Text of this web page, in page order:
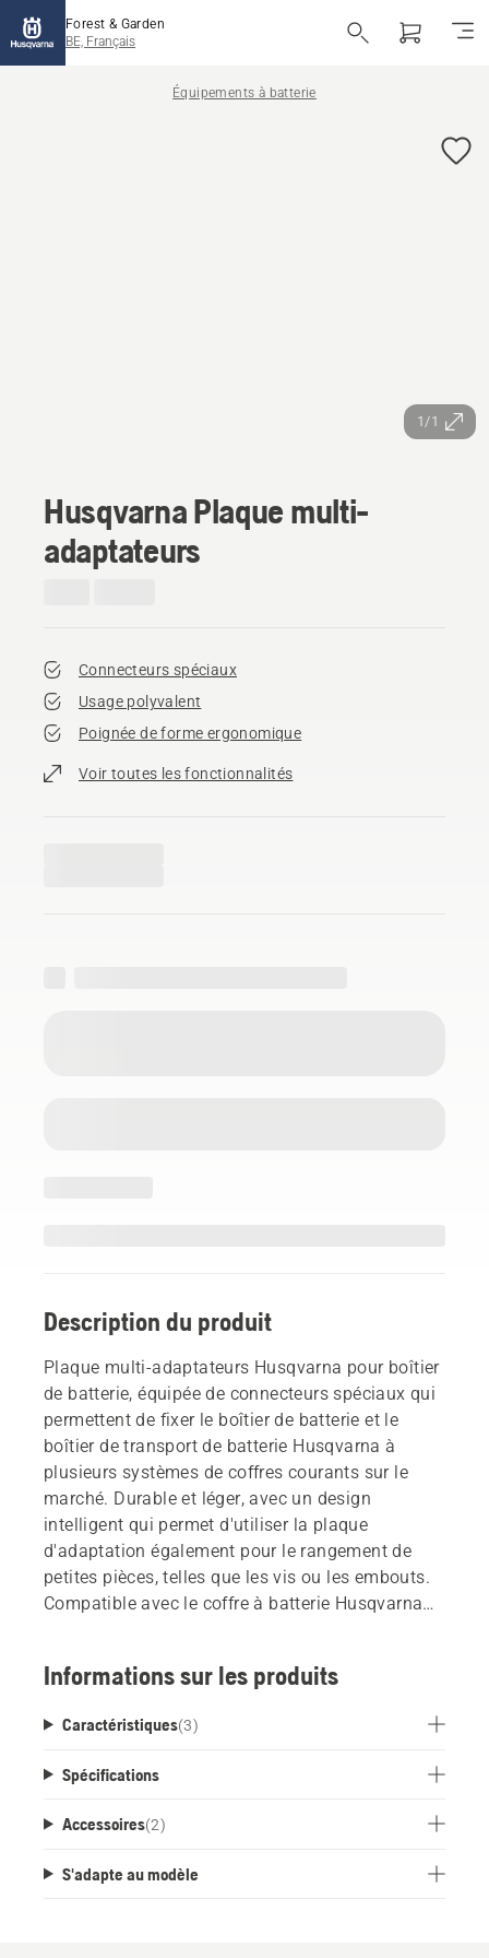
Forest & Garden
BE, Français
Équipements à batterie
1/1
Husqvarna Plaque multi-
adaptateurs
Connecteurs spéciaux
Usage polyvalent
Poignée de forme ergonomique
Voir toutes les fonctionnalités
Description du produit
Plaque multi-adaptateurs Husqvarna pour boîtier
de batterie, équipée de connecteurs spéciaux qui
permettent de fixer le boîtier de batterie et le
boîtier de transport de batterie Husqvarna à
plusieurs systèmes de coffres courants sur le
marché. Durable et léger, avec un design
intelligent qui permet d'utiliser la plaque
d'adaptation également pour le rangement de
petites pièces, telles que les vis ou les embouts.
Compatible avec le coffre à batterie Husqvarna
Informations sur les produits
Caractéristiques(3)
Spécifications
Accessoires(2)
S'adapte au modèle